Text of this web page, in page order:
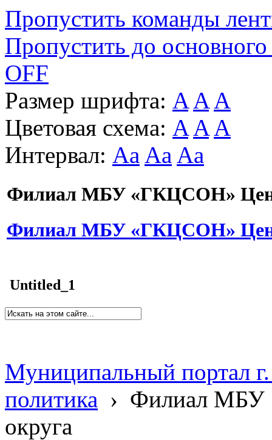
Пропустить команды
Пропустить до основного
OFF
Размер шрифта: A A A
Цветовая схема: A A A
Интервал: Aa Aa Aa
Филиал МБУ «ГКЦСОН»
Филиал МБУ «ГКЦСОН»
Untitled_1
Муниципальный портал
политика › Филиал МБУ
округа